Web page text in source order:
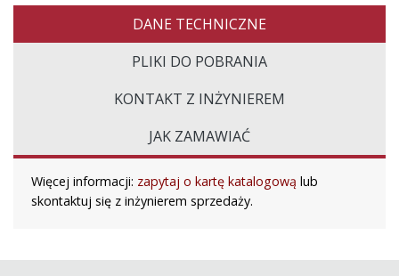
DANE TECHNICZNE
PLIKI DO POBRANIA
KONTAKT Z INŻYNIEREM
JAK ZAMAWIAĆ
Więcej informacji: zapytaj o kartę katalogową lub
skontaktuj się z inżynierem sprzedaży.